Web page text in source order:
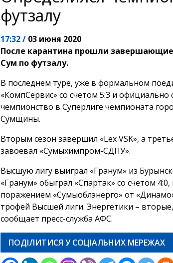
футзалу
17:32 / 03 июня 2020
После карантина прошли
Сум по футзалу.
В последнем туре, уже в формальном
«КомпСервис» со счетом 5:3 и
чемпионство в Суперлиге чемпионата
Сумщины.
Вторым сезон завершил «Lex VSK», а
завоевал «Сумыхимпром-СДПУ».
Высшую лигу выиграл «Гранум» из
«Гранум» обыграл «Спартак» со счетом
поражением «Сумыоблэнерго» от
трофей Высшей лиги. Энергетики –
сообщает пресс-служба АФС.
ПОДІЛИТИСЯ У СОЦІАЛЬНИХ МЕРЕЖАХ